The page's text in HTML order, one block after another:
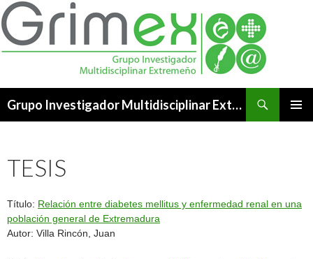
Grupo Investigador Multidisciplinar Extremeño
TESIS
Título: Relación entre diabetes mellitus y enfermedad renal en una
población general de Extremadura
Autor: Villa Rincón, Juan